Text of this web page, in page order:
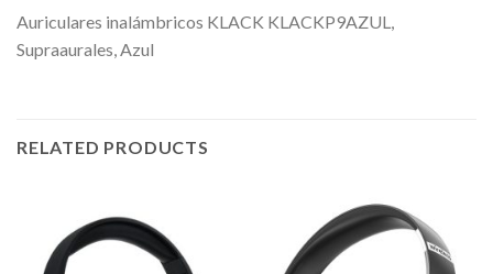
Auriculares inalámbricos KLACK KLACKP9AZUL,
Supraaurales, Azul
RELATED PRODUCTS